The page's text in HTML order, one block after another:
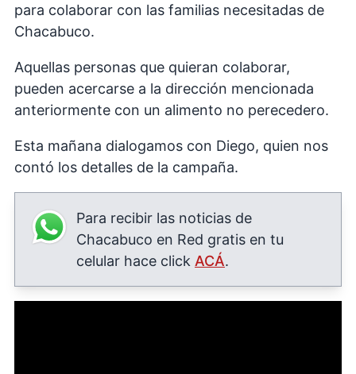
para colaborar con las familias necesitadas de
Chacabuco.
Aquellas personas que quieran colaborar,
pueden acercarse a la dirección mencionada
anteriormente con un alimento no perecedero.
Esta mañana dialogamos con Diego, quien nos
contó los detalles de la campaña.
Para recibir las noticias de
Chacabuco en Red gratis en tu
celular hace click ACÁ.